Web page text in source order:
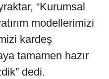
“Kurumsal
modellerimizi
kardeş
tamamen hazır
dedi.